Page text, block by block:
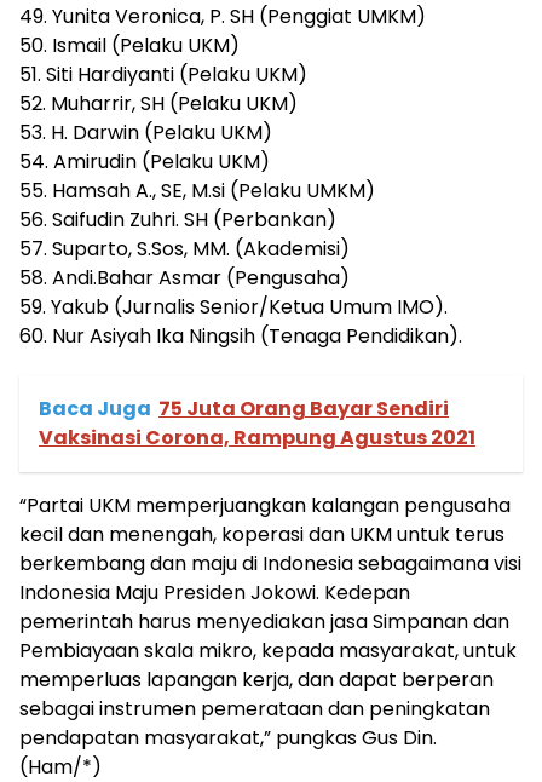
49. Yunita Veronica, P. SH (Penggiat UMKM)
50. Ismail (Pelaku UKM)
51. Siti Hardiyanti (Pelaku UKM)
52. Muharrir, SH (Pelaku UKM)
53. H. Darwin (Pelaku UKM)
54. Amirudin (Pelaku UKM)
55. Hamsah A., SE, M.si (Pelaku UMKM)
56. Saifudin Zuhri. SH (Perbankan)
57. Suparto, S.Sos, MM. (Akademisi)
58. Andi.Bahar Asmar (Pengusaha)
59. Yakub (Jurnalis Senior/Ketua Umum IMO).
60. Nur Asiyah Ika Ningsih (Tenaga Pendidikan).
Baca Juga 75 Juta Orang Bayar Sendiri
Vaksinasi Corona, Rampung Agustus 2021
“Partai UKM memperjuangkan kalangan pengusaha
kecil dan menengah, koperasi dan UKM untuk terus
berkembang dan maju di Indonesia sebagaimana visi
Indonesia Maju Presiden Jokowi. Kedepan
pemerintah harus menyediakan jasa Simpanan dan
Pembiayaan skala mikro, kepada masyarakat, untuk
memperluas lapangan kerja, dan dapat berperan
sebagai instrumen pemerataan dan peningkatan
pendapatan masyarakat,” pungkas Gus Din.
(Ham/*)